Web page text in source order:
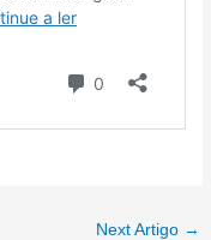
Next Artigo →